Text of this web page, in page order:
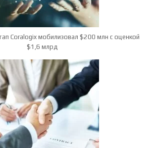
Coralogix мобилизовал $200 млн с оценкой
$1,6 млрд